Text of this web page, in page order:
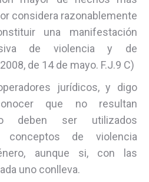
considera razonablemente
una manifestación
de violencia y de
de 14 de mayo. F.J.9 C)
jurídicos, y digo
que no resultan
deben ser utilizados
conceptos de violencia
aunque si, con las
uno conlleva.